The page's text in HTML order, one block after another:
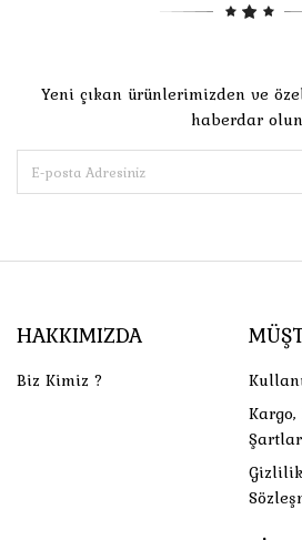
Yeni çıkan ürünlerimizden ve
haberdar
HAKKIMIZDA
Biz Kimiz ?